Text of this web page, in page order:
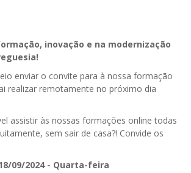
GESCanídeo
GESContPública
Configurar Email
Eliminar Conta
Isenção de IVA
Submeter SAFT
inovação e na modernização
enviar o convite para à nossa formação
realizar remotamente no próximo dia
assistir às nossas formações online todas
sem sair de casa?! Convide os
09/2024 - Quarta-feira